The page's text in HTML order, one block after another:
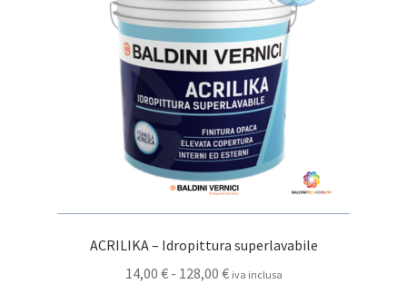
ACRILIKA – Idropittura superlavabile
14,00 € - 128,00 €Fascia
iva inclusa